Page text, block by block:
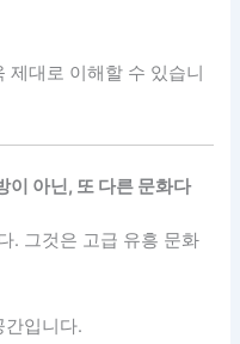
대로 이해할 수 있습니
이 아닌, 또 다른 문화다
. 그것은 고급 유흥 문화
간입니다.